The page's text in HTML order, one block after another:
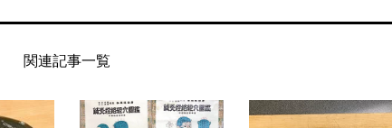
関連記事一覧